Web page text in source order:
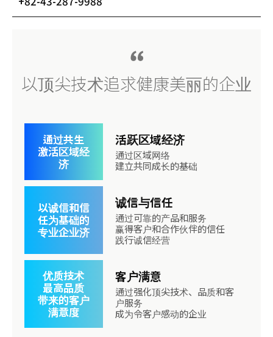
以顶尖技术追求健康美丽的企业
通过共生
激活区域经
济
活跃区域经济
通过区域网络
建立共同成长的基础
以诚信和信
任为基础的
专业企业济
诚信与信任
通过可靠的产品和服务
赢得客户和合作伙伴的信任
践行诚信经营
优质技术
最高品质
带来的客户
满意度
客户满意
通过强化顶尖技术、品质和客
户服务
成为令客户感动的企业